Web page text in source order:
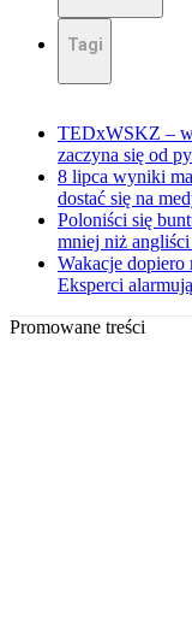
Tagi
TEDxWSKZ –
zaczyna się od
8 lipca wyniki
dostać się na
Poloniści się
mniej niż
Wakacje dopiero
Eksperci alarmują
Promowane treści